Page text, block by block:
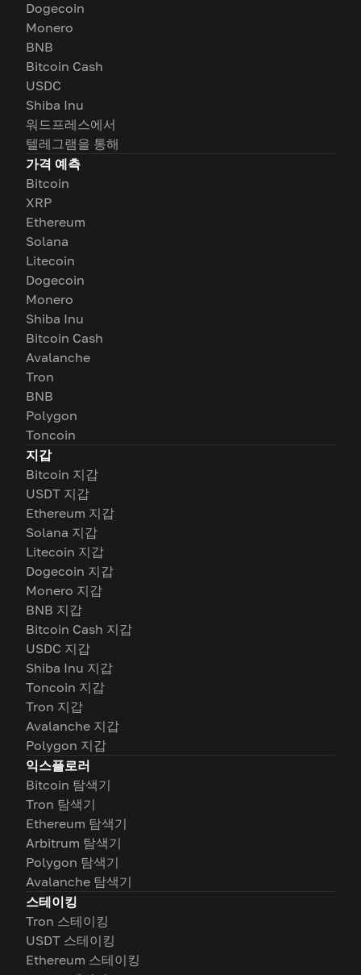
Dogecoin
Monero
BNB
Bitcoin Cash
USDC
Shiba Inu
워드프레스에서
텔레그램을 통해
가격 예측
Bitcoin
XRP
Ethereum
Solana
Litecoin
Dogecoin
Monero
Shiba Inu
Bitcoin Cash
Avalanche
Tron
BNB
Polygon
Toncoin
지갑
Bitcoin 지갑
USDT 지갑
Ethereum 지갑
Solana 지갑
Litecoin 지갑
Dogecoin 지갑
Monero 지갑
BNB 지갑
Bitcoin Cash 지갑
USDC 지갑
Shiba Inu 지갑
Toncoin 지갑
Tron 지갑
Avalanche 지갑
Polygon 지갑
익스플로러
Bitcoin 탐색기
Tron 탐색기
Ethereum 탐색기
Arbitrum 탐색기
Polygon 탐색기
Avalanche 탐색기
스테이킹
Tron 스테이킹
USDT 스테이킹
Ethereum 스테이킹